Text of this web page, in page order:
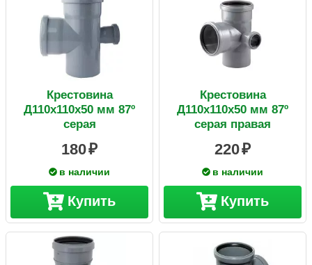
Крестовина
Д110х110х50 мм 87º
серая
180
в наличии
Купить
Крестовина
Д110х110х50 мм 87º
серая правая
220
в наличии
Купить